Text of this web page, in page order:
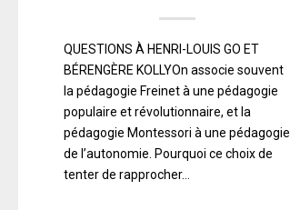
QUESTIONS À HENRI-LOUIS GO ET
BÉRENGÈRE KOLLYOn associe souvent
la pédagogie Freinet à une pédagogie
populaire et révolutionnaire, et la
pédagogie Montessori à une pédagogie
de l’autonomie. Pourquoi ce choix de
tenter de rapprocher…